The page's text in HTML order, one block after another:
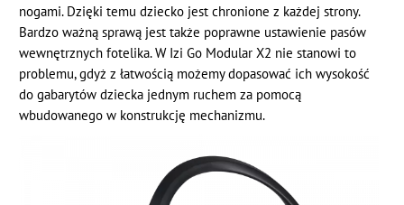
nogami. Dzięki temu dziecko jest chronione z każdej strony.
Bardzo ważną sprawą jest także poprawne ustawienie pasów
wewnętrznych fotelika. W Izi Go Modular X2 nie stanowi to
problemu, gdyż z łatwością możemy dopasować ich wysokość
do gabarytów dziecka jednym ruchem za pomocą
wbudowanego w konstrukcję mechanizmu.